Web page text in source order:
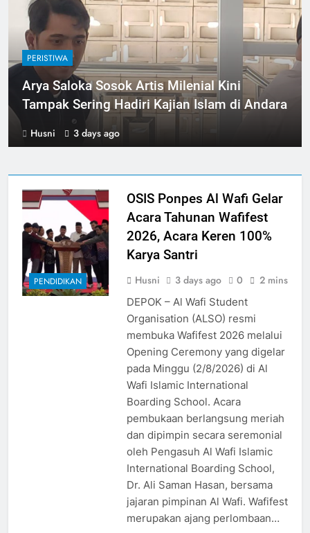
PERISTIWA
Arya Saloka Sosok Artis Milenial Kini
Tampak Sering Hadiri Kajian Islam di Andara
Husni 3 days ago
PENDIDIKAN
OSIS Ponpes Al Wafi Gelar
Acara Tahunan Wafifest
2026, Acara Keren 100%
Karya Santri
Husni 3 days ago 0 2 mins
DEPOK – Al Wafi Student
Organisation (ALSO) resmi
membuka Wafifest 2026 melalui
Opening Ceremony yang digelar
pada Minggu (2/8/2026) di Al
Wafi Islamic International
Boarding School. Acara
pembukaan berlangsung meriah
dan dipimpin secara seremonial
oleh Pengasuh Al Wafi Islamic
International Boarding School,
Dr. Ali Saman Hasan, bersama
jajaran pimpinan Al Wafi. Wafifest
merupakan ajang perlombaan…